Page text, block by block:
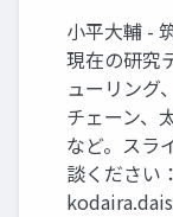
小平大輔 -
現在の研究
ューリング
チェーン、
など。スラ
談ください：